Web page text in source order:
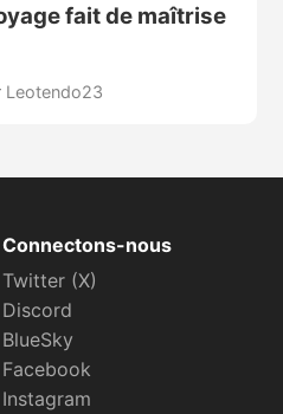
fait de maîtrise
Leotendo23
Connectons-nous
Twitter (X)
Discord
BlueSky
Facebook
Instagram